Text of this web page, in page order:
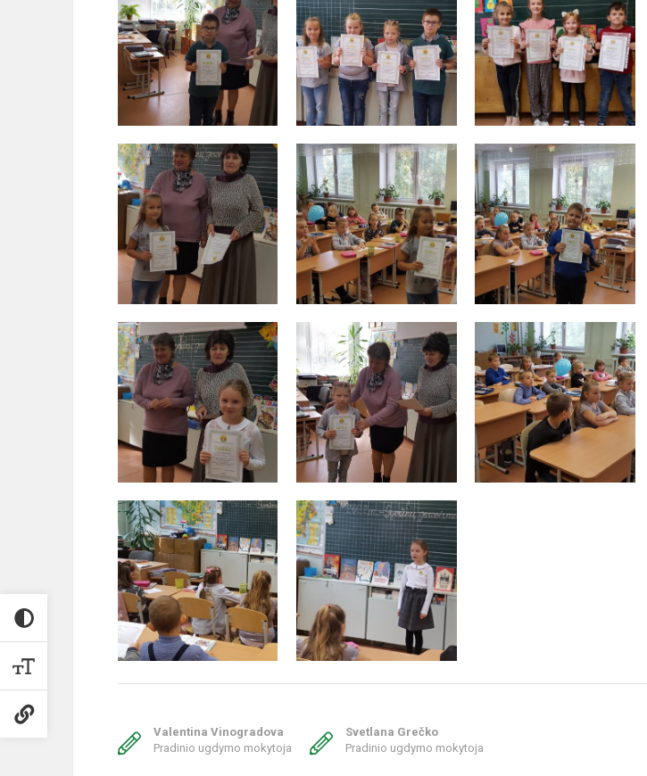
Valentina Vinogradova
Pradinio ugdymo mokytoja
Svetlana Grečko
Pradinio ugdymo mokytoja